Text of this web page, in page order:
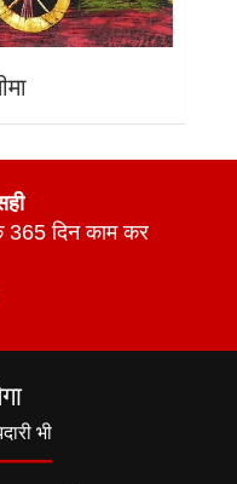
365 दिन काम कर
भी